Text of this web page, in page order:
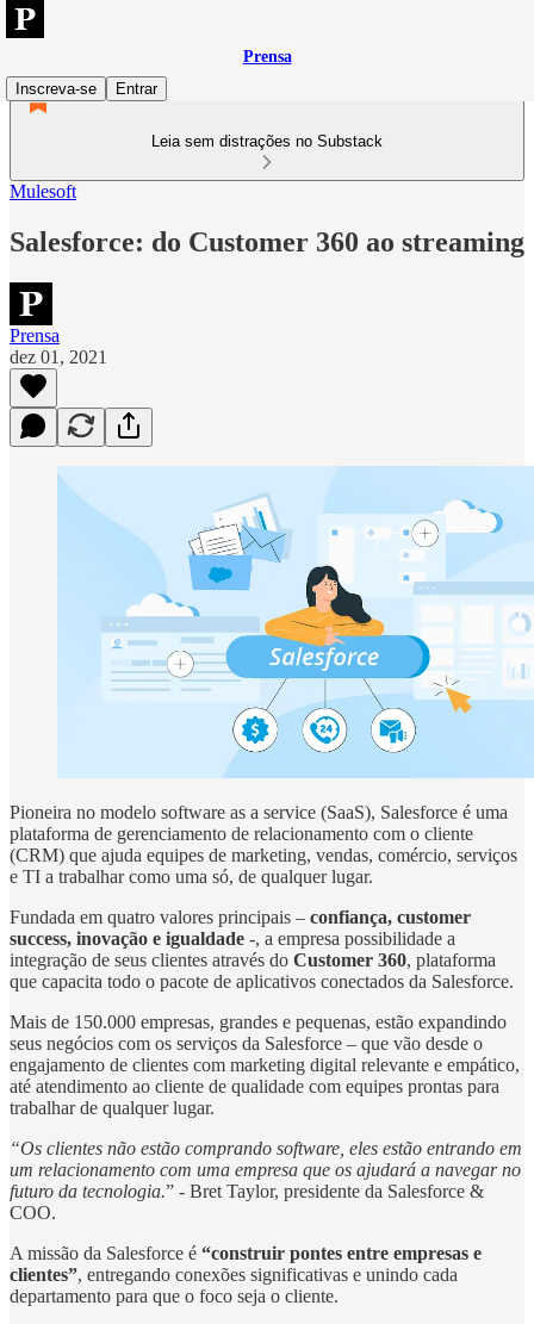
Prensa
Inscreva-se
Entrar
Leia sem distrações no Substack
Mulesoft
Salesforce: do Customer 360 ao streaming
Prensa
dez 01, 2021
Pioneira no modelo software as a service (SaaS), Salesforce é uma
plataforma de gerenciamento de relacionamento com o cliente
(CRM) que ajuda equipes de marketing, vendas, comércio, serviços
e TI a trabalhar como uma só, de qualquer lugar.
Fundada em quatro valores principais – confiança, customer
success, inovação e igualdade -, a empresa possibilidade a
integração de seus clientes através do Customer 360, plataforma
que capacita todo o pacote de aplicativos conectados da Salesforce.
Mais de 150.000 empresas, grandes e pequenas, estão expandindo
seus negócios com os serviços da Salesforce – que vão desde o
engajamento de clientes com marketing digital relevante e empático,
até atendimento ao cliente de qualidade com equipes prontas para
trabalhar de qualquer lugar.
“Os clientes não estão comprando software, eles estão entrando em
um relacionamento com uma empresa que os ajudará a navegar no
futuro da tecnologia.” - Bret Taylor, presidente da Salesforce &
COO.
A missão da Salesforce é “construir pontes entre empresas e
clientes”, entregando conexões significativas e unindo cada
departamento para que o foco seja o cliente.